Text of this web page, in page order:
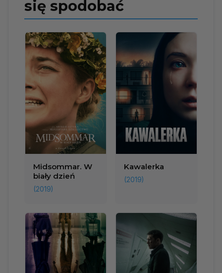
się spodobać
Midsommar. W
biały dzień
(2019)
Kawalerka
(2019)